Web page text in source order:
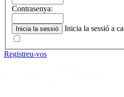
Contrasenya:
Inicia la sessió a
Registreu-vos